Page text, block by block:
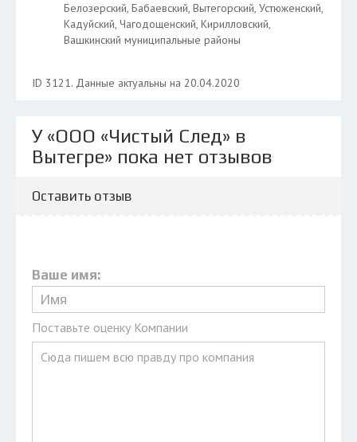
Белозерский, Бабаевский, Вытегорский, Устюженский,
Кадуйский, Чагодощенский, Кирилловский,
Вашкинский муниципальные районы
ID 3121. Данные актуальны на 20.04.2020
У «ООО «Чистый След» в
Вытегре» пока нет отзывов
Оставить отзыв
Ваше имя:
Поставьте оценку Компании